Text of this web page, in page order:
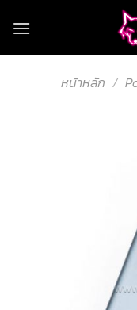
หน้าหลัก /